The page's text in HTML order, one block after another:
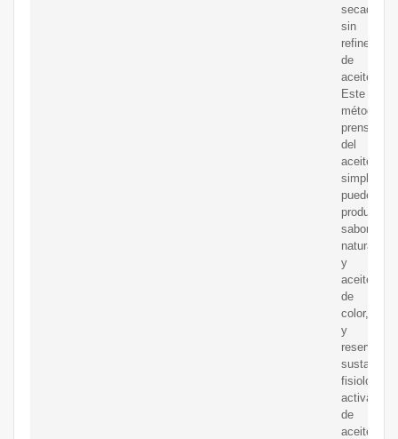
secado
sin
refinería
de
aceite.
Este
método
prensado
del
aceite
simple
puede
producir
sabor
natural
y
aceite
de
color,
y
reservar
sustancia
activa
de
aceite